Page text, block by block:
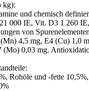
kg):
und chemisch
000 IE, Vit. D3 1 260
von
4,5 mg, E4 (Cu) 1,0
(Mo) 0,03 mg.
Rohöle und -fette